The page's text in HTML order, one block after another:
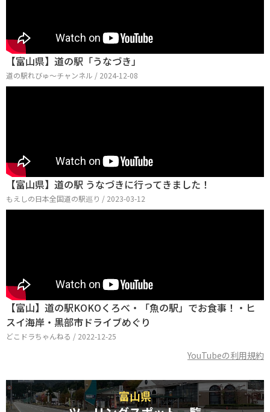
【富山県】道の駅「うなづき」
道の駅れびゅ〜チャンネル / 2024-12-08
【富山県】道の駅 うなづきに行ってきました！
もえしの日本全国道の駅巡り / 2023-03-12
【富山】道の駅KOKOくろべ・「魚の駅」でお食事！・ヒ
スイ海岸・黒部市ドライブめぐり
どこドラちゃんねる / 2022-12-25
YouTubeの利用規約
富山県